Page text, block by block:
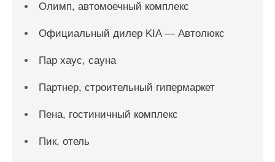
Олимп, автомоечный комплекс
Официальный дилер KIA — Автолюкс
Пар хаус, сауна
Партнер, строительный гипермаркет
Пена, гостиничный комплекс
Пик, отель